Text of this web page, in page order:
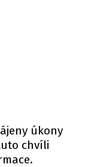
úkony
chvíli